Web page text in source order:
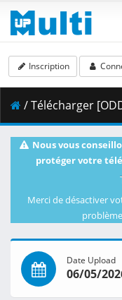
Inscription
/ Télécharger [ODDish] Fumetsu no Anata e -
Nous vous
protéger votre
Merci de désactiver
Date Upload
06/05/